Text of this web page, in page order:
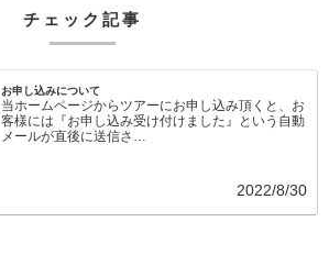
チェック記事
お申し込みについて
当ホームページからツアーにお申し込み頂くと、お
客様には『お申し込み受け付けました』という自動
メールが直後に送信さ…
2022/8/30